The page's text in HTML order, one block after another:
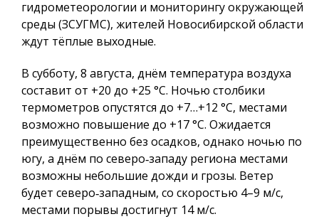
гидрометеорологии и мониторингу окружающей
среды (ЗСУГМС), жителей Новосибирской области
ждут тёплые выходные.
В субботу, 8 августа, днём температура воздуха
составит от +20 до +25 °C. Ночью столбики
термометров опустятся до +7…+12 °C, местами
возможно повышение до +17 °C. Ожидается
преимущественно без осадков, однако ночью по
югу, а днём по северо‑западу региона местами
возможны небольшие дожди и грозы. Ветер
будет северо‑западным, со скоростью 4–9 м/с,
местами порывы достигнут 14 м/с.